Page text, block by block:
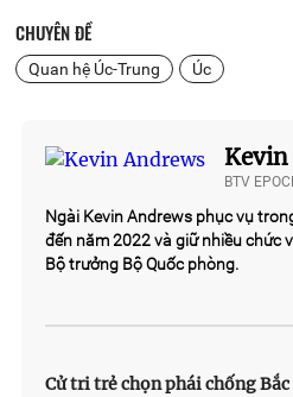
CHUYÊN ĐỀ
Quan hệ Úc-Trung Úc
BTV
Ngài Kevin Andrews phục vụ
đến năm 2022 và giữ nhiều chức
Bộ trưởng Bộ Quốc phòng.
Cử tri trẻ chọn phái chống Bắc